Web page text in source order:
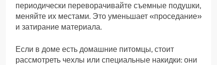
периодически переворачивайте съемные подушки,
меняйте их местами. Это уменьшает «проседание»
и затирание материала.
Если в доме есть домашние питомцы, стоит
рассмотреть чехлы или специальные накидки: они